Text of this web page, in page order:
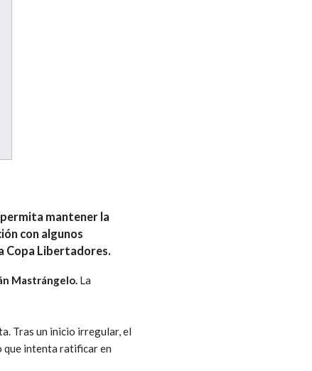
mantener la
con algunos
Copa Libertadores.
Mastrángelo. La
Tras un inicio irregular, el
que intenta ratificar en